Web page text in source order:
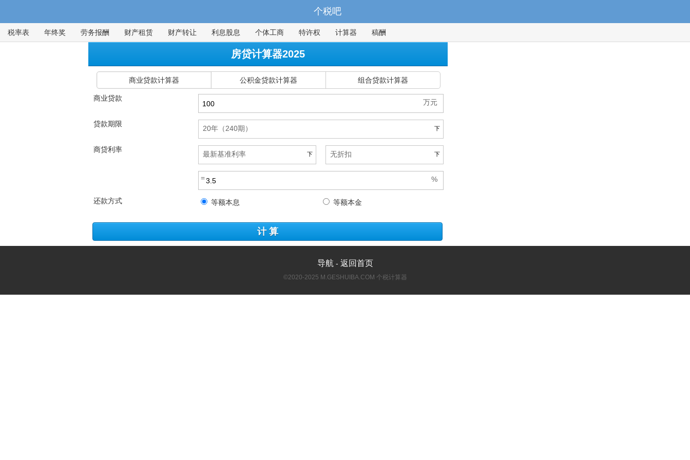
个税吧
税率表 年终奖 劳务报酬 财产租赁 财产转让 利息股息 个体工商 特许权 计算器 稿酬
房贷计算器2025
商业贷款计算器 公积金贷款计算器 组合贷款计算器
商业贷款
贷款期限
20年（240期）
商贷利率
最新基准利率 无折扣
还款方式 等额本息 等额本金
计 算
导航 - 返回首页
©2020-2025 M.GESHUIBA.COM 个税计算器